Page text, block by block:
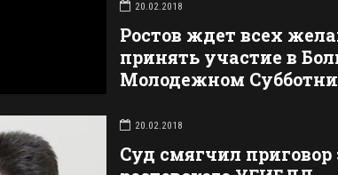
20.02.2018
Ростов ждет всех
принять участие в
Молодежном
20.02.2018
Суд смягчил приговор